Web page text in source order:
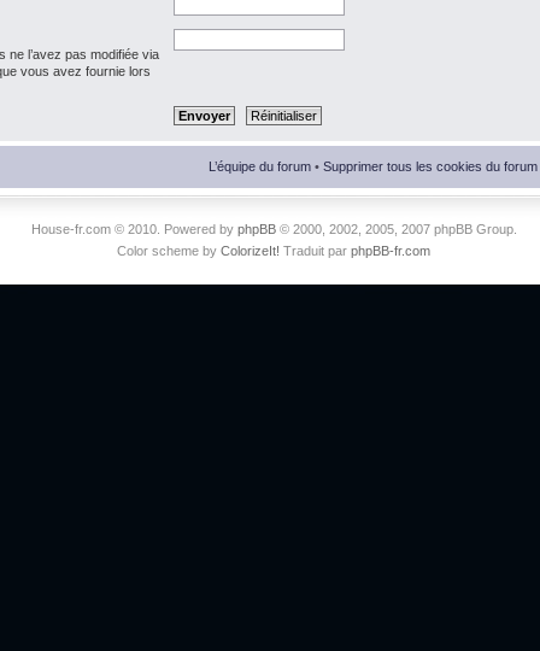
l’avez pas modifiée via
vous avez fournie lors
L’équipe du forum • Supprimer tous les cookies du forum
House-fr.com © 2010. Powered by phpBB© 2000, 2002, 2005, 2007 phpBB Group.
Color scheme by ColorizeIt! Traduit par phpBB-fr.com